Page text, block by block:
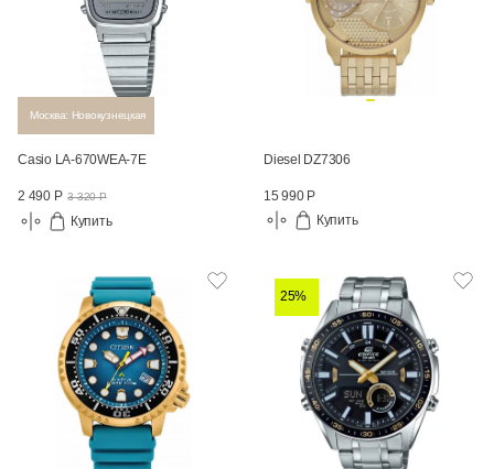
Москва: Новокузнецкая
Casio LA-670WEA-7E
2 490 Р 3 320 Р
Купить
Diesel DZ7306
15 990 Р
Купить
25%